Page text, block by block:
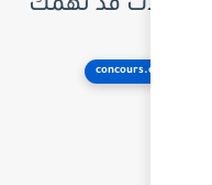
concours.onec.dz